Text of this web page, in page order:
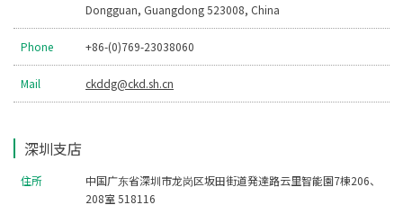
Dongguan, Guangdong 523008, China
Phone +86-(0)769-23038060
Mail ckddg@ckd.sh.cn
深圳支店
住所
中国广东省深圳市龙岗区坂田街道発達路云里智能園7棟206、
208室 518116